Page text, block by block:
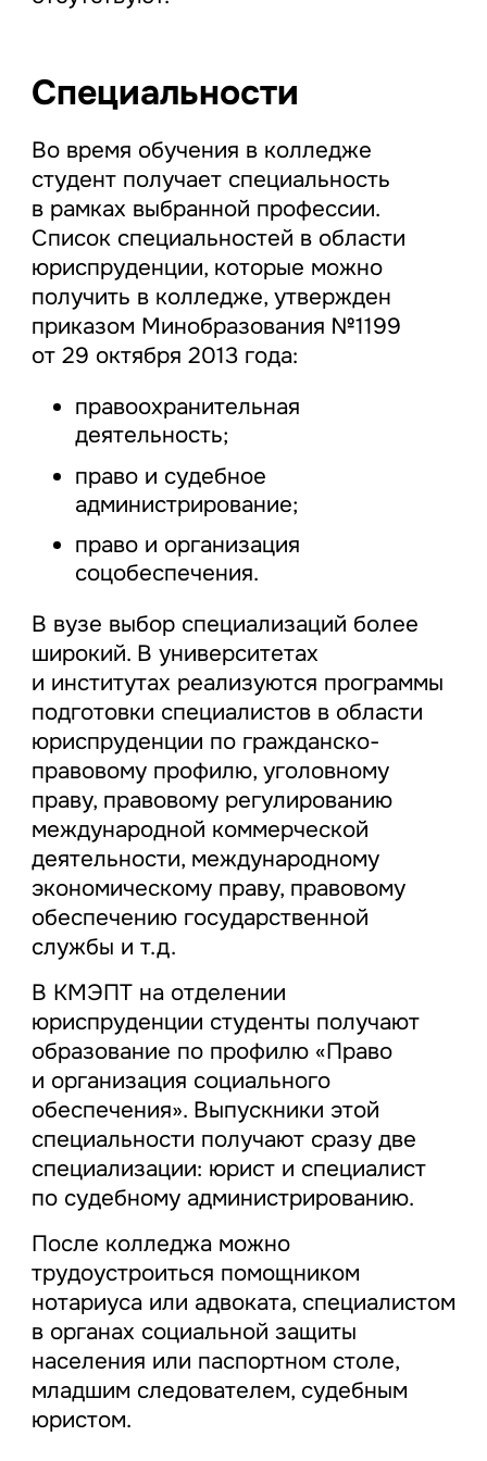
Специальности
Во время обучения в колледже
студент получает специальность
в рамках выбранной профессии.
Список специальностей в области
юриспруденции, которые можно
получить в колледже, утвержден
приказом Минобразования №1199
от 29 октября 2013 года:
правоохранительная
деятельность;
право и судебное
администрирование;
право и организация
соцобеспечения.
В вузе выбор специализаций более
широкий. В университетах
и институтах реализуются программы
подготовки специалистов в области
юриспруденции по гражданско-
правовому профилю, уголовному
праву, правовому регулированию
международной коммерческой
деятельности, международному
экономическому праву, правовому
обеспечению государственной
службы и т.д.
В КМЭПТ на отделении
юриспруденции студенты получают
образование по профилю «Право
и организация социального
обеспечения». Выпускники этой
специальности получают сразу две
специализации: юрист и специалист
по судебному администрированию.
После колледжа можно
трудоустроиться помощником
нотариуса или адвоката, специалистом
в органах социальной защиты
населения или паспортном столе,
младшим следователем, судебным
юристом.